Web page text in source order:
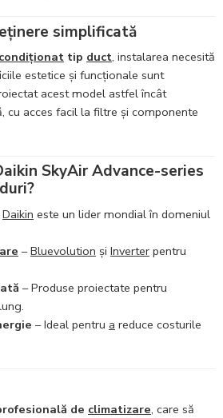
simplificată
tip duct, instalarea necesită
estetice și funcționale sunt
acest model astfel încât
cu acces facil la filtre și componente
SkyAir Advance-series
Daikin este un lider mondial în domeniul
–Bluevolution și Inverter pentru
– Produse proiectate pentru
– Ideal pentru a reduce costurile
de climatizare, care să